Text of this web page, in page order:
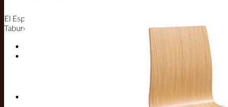
El Especialista en Sillas, Mesas y
Taburetes